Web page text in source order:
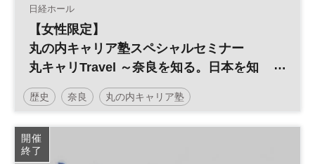
日経ホール
【女性限定】
丸の内キャリア塾スペシャルセミナー
丸キャリTravel ～奈良を知る。日本を知
る。～
歴史 奈良 丸の内キャリア塾
開催
終了